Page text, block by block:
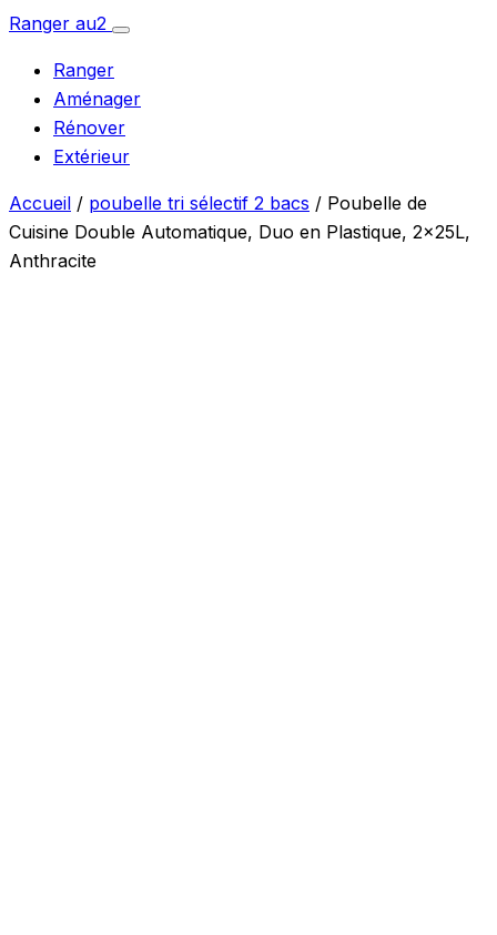
Aller
contenu
Ranger au2
Ouvrir
Ranger
Aménager
Rénover
Extérieur
Accueil / poubelle tri sélectif 2 bacs / Poubelle de
Cuisine Double Automatique, Duo en Plastique, 2x25L,
Anthracite